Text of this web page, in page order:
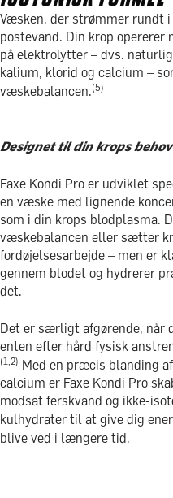
Væsken, der strømmer rundt
postevand. Din krop
på elektrolytter – dvs.
kalium, klorid og calcium –
væskebalancen.(5)
Designet til din krops behov
Faxe Kondi Pro er udviklet
en væske med lignende
som i din krops blodplasma.
væskebalancen eller sætter
fordøjelsesarbejde – men er
gennem blodet og hydrerer
det.
Det er særligt afgørende, når
enten efter hård fysisk
(1,2) Med en præcis blanding
calcium er Faxe Kondi Pro
modsat ferskvand og ikke-
kulhydrater til at give dig
blive ved i længere tid.